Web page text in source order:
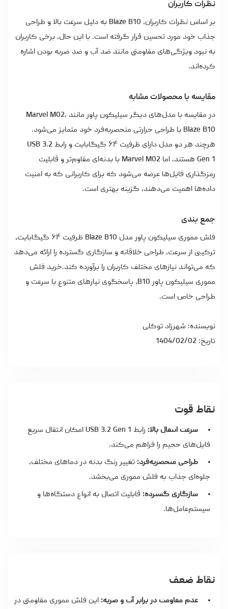
نظرات کاربران
بر اساس نظرات کاربران، Blaze B10 به دلیل سرعت بالا و طراحی
جذاب خود مورد تحسین قرار گرفته است. با این حال، برخی کاربران
به نبود ویژگی‌های مقاومتی مانند ضد آب و ضد ضربه بودن اشاره
کرده‌اند.
مقایسه با محصولات مشابه
در مقایسه با مدل‌های دیگر سیلیکون پاور مانند Marvel M02،
Blaze B10 با طراحی حرارتی منحصربه‌فرد خود متمایز می‌شود.
هرچند هر دو مدل دارای ظرفیت ۶۴ گیگابایت و رابط USB 3.2
Gen 1 هستند، اما Marvel M02 با بدنه‌ای مقاوم‌تر و قابلیت
رمزگذاری فایل‌ها عرضه می‌شود که برای کاربرانی که به امنیت
داده‌ها اهمیت می‌دهند، گزینه بهتری است.
جمع بندی
فلش مموری سیلیکون پاور مدل Blaze B10 ظرفیت ۶۴ گیگابایت،
ترکیبی از سرعت، طراحی خلاقانه و سازگاری گسترده را ارائه می‌دهد
که می‌تواند نیازهای مختلف کاربران را برآورده کند.خرید فلش
مموری
سیلیکون پاور B10، پاسخگوی نیازهای متنوع با سرعت و
طراحی خاص است.
نویسنده: شهرزاد توکلی
تاریخ: 1404/02/02
نقاط قوت
سرعت انتقال بالا:
رابط USB 3.2 Gen 1 امکان انتقال سریع
فایل‌های حجیم را فراهم می‌کند.
طراحی منحصربه‌فرد: تغییر رنگ بدنه در دماهای مختلف،
جلوه‌ای جذاب به فلش مموری می‌بخشد.
سازگاری گسترده: قابلیت اتصال به انواع دستگاه‌ها و
سیستم‌عامل‌ها.
نقاط ضعف
عدم مقاومت در برابر آب و ضربه: این فلش مموری مقاومتی در